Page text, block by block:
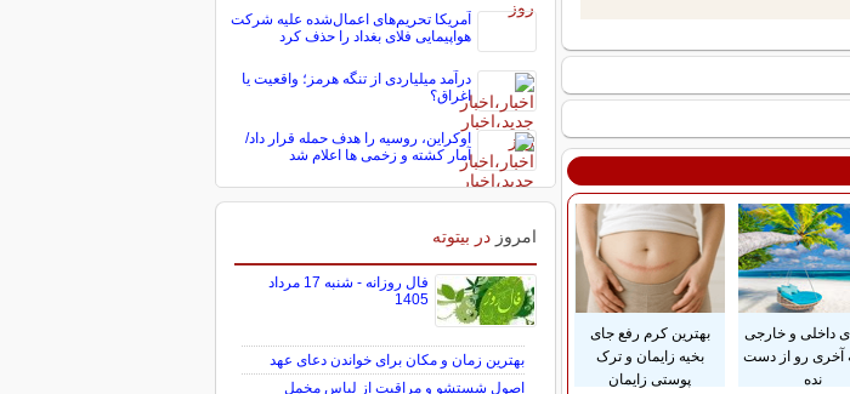
داخلی و خارجی
آخری رو از دست
نده
بهترین کرم رفع جای
بخیه زایمان و ترک
پوستی زایمان
آمریکا تحریم‌های اعمال‌شده علیه شرکت
هواپیمایی فلای بغداد را حذف کرد
درآمد میلیاردی از تنگه هرمز؛ واقعیت یا
اغراق؟
اوکراین، روسیه را هدف حمله قرار داد/
آمار کشته و زخمی ها اعلام شد
امروز در بیتوته
فال روزانه - شنبه 17 مرداد
1405
بهترین زمان و مکان برای خواندن دعای عهد
اصول شستشو و مراقبت از لباس مخمل